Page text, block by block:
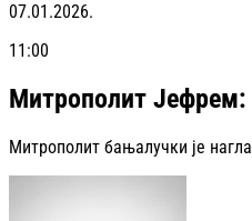
07.01.2026.
11:00
Митрополит
Митрополит бањалучки је